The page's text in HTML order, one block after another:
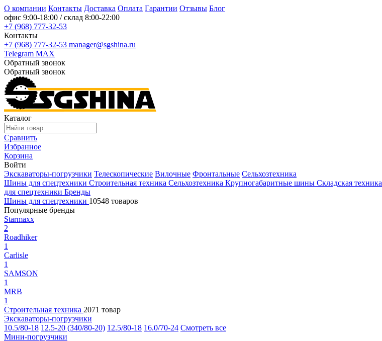
О компании Контакты Доставка Оплата Гарантии Отзывы Блог
офис 9:00-18:00 / склад 8:00-22:00
+7 (968) 777-32-53
Контакты
+7 (968) 777-32-53 manager@sgshina.ru
Telegram MAX
Обратный звонок
Обратный звонок
Каталог
Сравнить
Избранное
Корзина
Войти
Экскаваторы-погрузчики Телескопические Вилочные Фронтальные Сельхозтехника
Шины для спецтехники Строительная техника Сельхозтехника Крупногабаритные шины Складская техника
для спецтехники Бренды
Шины для спецтехники 10548 товаров
Популярные бренды
Starmaxx
2
Roadhiker
1
Carlisle
1
SAMSON
1
MRB
1
Строительная техника 2071 товар
Экскаваторы-погрузчики
10.5/80-18 12.5-20 (340/80-20) 12.5/80-18 16.0/70-24 Смотреть все
Мини-погрузчики